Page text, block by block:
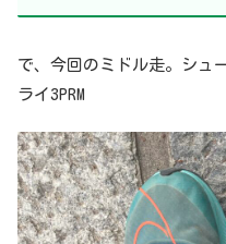
で、今回のミドル走。シュ
ライ3PRM